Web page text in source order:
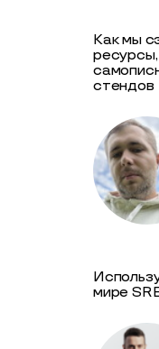
Как мы
стендов
мире